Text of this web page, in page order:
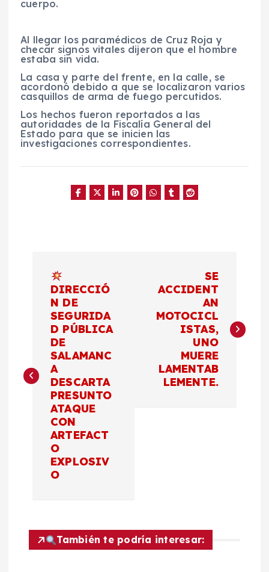
cuerpo.
Al llegar los paramédicos de Cruz Roja y
checar signos vitales dijeron que el hombre
estaba sin vida.
La casa y parte del frente, en la calle, se
acordonó debido a que se localizaron varios
casquillos de arma de fuego percutidos.
Los hechos fueron reportados a las
autoridades de la Fiscalía General del
Estado para que se inicien las
investigaciones correspondientes.
g
n
DIRECCIÓ
N DE
SEGURIDA
D PÚBLICA
DE
SALAMANC
A
DESCARTA
PRESUNTO
ATAQUE
CON
ARTEFACT
O
EXPLOSIV
O
SE
ACCIDENT
AN
MOTOCICL
ISTAS,
UNO
MUERE
LAMENTAB
LEMENTE.
También te podría interesar: